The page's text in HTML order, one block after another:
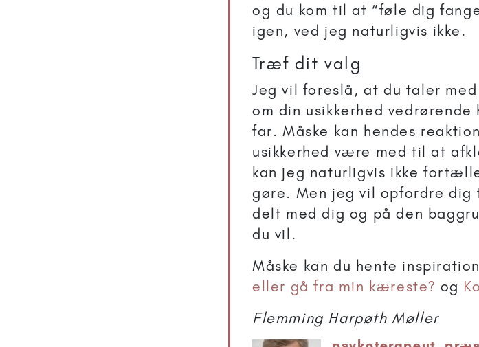
og du kom til at “føle dig
igen, ved jeg naturligvis ikke.
Træf dit valg
Jeg vil foreslå, at du taler
om din usikkerhed
far. Måske kan hendes
usikkerhed være med til at
kan jeg naturligvis ikke
gøre. Men jeg vil opfordre
delt med dig og på den
du vil.
Måske kan du hente
eller gå fra min kæreste? og
Flemming Harpøth Møller